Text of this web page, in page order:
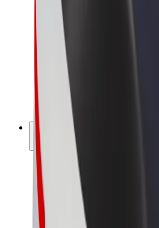
Bolt Market
Bolt Food
Bolt Drive
Bolt for Business
Rowery elektryczne
Bolt Plus
Zarabiaj z Bolt
Kierowcy
Zarobki kierowcy
Kurierzy
Zarobki kuriera